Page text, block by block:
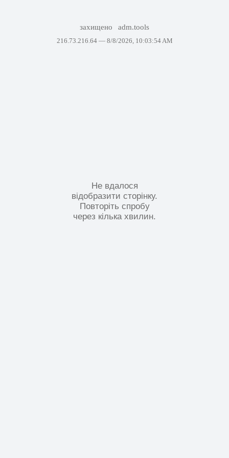
захищено adm.tools
216.73.216.64 — 8/8/2026, 10:03:54 AM
Не вдалося
відобразити сторінку.
Повторіть спробу
через кілька хвилин.